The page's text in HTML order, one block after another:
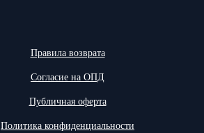
Правила возврата
Согласие на ОПД
Публичная оферта
Политика конфиденциальности